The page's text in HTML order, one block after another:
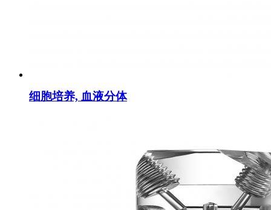
细胞培养, 血液分体